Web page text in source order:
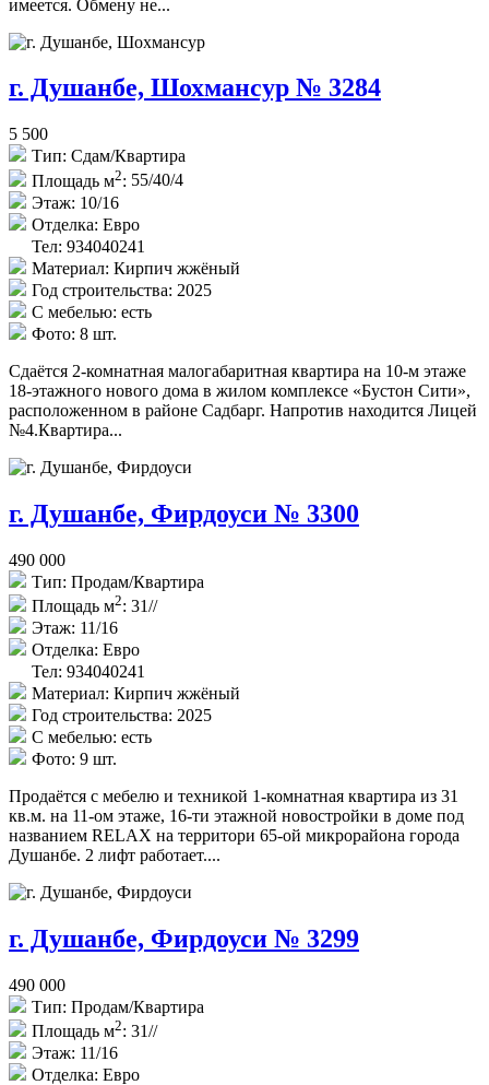
имеется. Обмену не...
г. Душанбе, Шохмансур № 3284
5 500
Тип: Сдам/Квартира
Площадь м2: 55/40/4
Этаж: 10/16
Отделка: Евро
Тел: 934040241
Материал: Кирпич жжёный
Год строительства: 2025
С мебелью: есть
Фото: 8 шт.
Сдаётся 2-комнатная малогабаритная квартира на 10-м этаже
18-этажного нового дома в жилом комплексе «Бустон Сити»,
расположенном в районе Садбарг. Напротив находится Лицей
№4.Квартира...
г. Душанбе, Фирдоуси № 3300
490 000
Тип: Продам/Квартира
Площадь м2: 31//
Этаж: 11/16
Отделка: Евро
Тел: 934040241
Материал: Кирпич жжёный
Год строительства: 2025
С мебелью: есть
Фото: 9 шт.
Продаётся с мебелю и техникой 1-комнатная квартира из 31
кв.м. на 11-ом этаже, 16-ти этажной новостройки в доме под
названием RELAX на территори 65-ой микрорайона города
Душанбе. 2 лифт работает....
г. Душанбе, Фирдоуси № 3299
490 000
Тип: Продам/Квартира
Площадь м2: 31//
Этаж: 11/16
Отделка: Евро